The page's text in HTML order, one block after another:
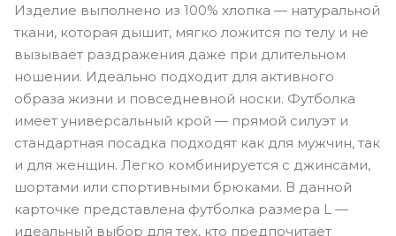
Изделие выполнено из 100% хлопка — натуральной
ткани, которая дышит, мягко ложится по телу и не
вызывает раздражения даже при длительном
ношении. Идеально подходит для активного
образа жизни и повседневной носки. Футболка
имеет универсальный крой — прямой силуэт и
стандартная посадка подходят как для мужчин, так
и для женщин. Легко комбинируется с джинсами,
шортами или спортивными брюками. В данной
карточке представлена футболка размера L —
идеальный выбор для тех, кто предпочитает